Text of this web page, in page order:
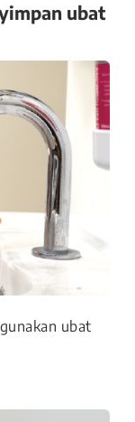
ubat
ubat